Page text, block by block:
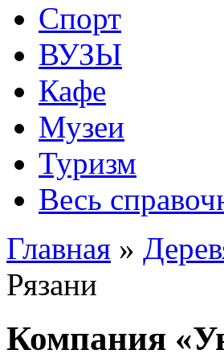
Спорт
ВУЗЫ
Кафе
Музеи
Туризм
Весь
Главная »
Рязани
Компания